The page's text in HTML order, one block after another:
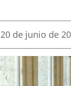
Fecha
la
noticia
20 de junio de